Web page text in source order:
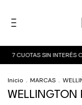
7 CUOTAS SIN INTERÉS
Inicio . MARCAS .
WELLINGTON